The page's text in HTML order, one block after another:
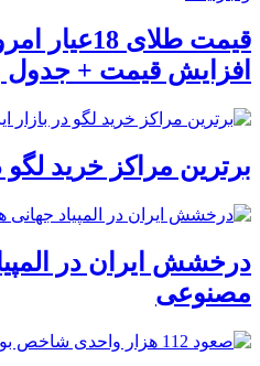
افزایش قیمت + جدول
برترین مراکز خرید لگو
درخشش ایران در
مصنوعی